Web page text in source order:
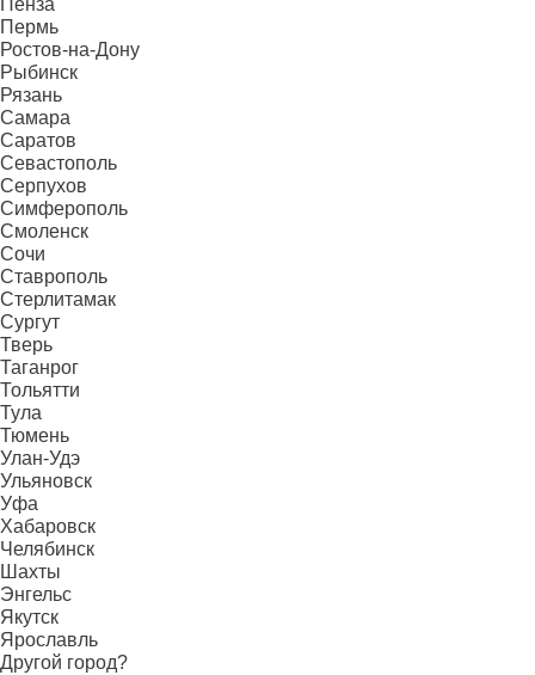
Пенза
Пермь
Ростов-на-Дону
Рыбинск
Рязань
Самара
Саратов
Севастополь
Серпухов
Симферополь
Смоленск
Сочи
Ставрополь
Стерлитамак
Сургут
Тверь
Таганрог
Тольятти
Тула
Тюмень
Улан-Удэ
Ульяновск
Уфа
Хабаровск
Челябинск
Шахты
Энгельс
Якутск
Ярославль
Другой город?